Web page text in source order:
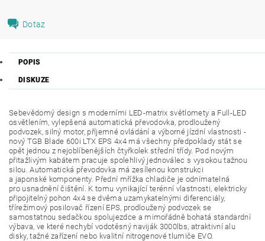
Dotaz
POPIS
DISKUZE
Sebevědomý design s moderními LED-matrix světlomety a Full-LED
osvětlením, vylepšená automatická převodovka, prodloužený
podvozek, silný motor, příjemné ovládání a výborné jízdní vlastnosti -
nový TGB Blade 600i LTX EPS 4x4 má všechny předpoklady stát se
opět jednou z nejoblíbenějších čtyřkolek střední třídy. Pod novým
přitažlivým kabátem pracuje spolehlivý jednoválec s vysokou tažnou
silou. Automatická převodovka má zesílenou konstrukci
a japonské komponenty. Přední mřížka chladiče je odnímatelná
pro usnadnění čištění. K tomu vynikající terénní vlastnosti, elektricky
připojitelný pohon 4x4 se dvěma uzamykatelnými diferenciály,
třírežimový posilovač řízení EPS, prodloužený podvozek se
samostatnou sedačkou spolujezdce a mimořádně bohatá standardní
výbava, ve které nechybí vodotěsný naviják 3000lbs, atraktivní alu
disky, tažné zařízení nebo kvalitní nitrogenové tlumiče EVO.